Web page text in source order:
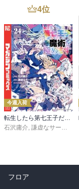
4位
今週入荷
転生したら第七王子だったので、気ままに魔術を極めます（２４）
石沢庸介, 謙虚なサークル
フロア